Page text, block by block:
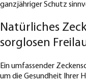
ganzjähriger Schutz
Natürliches
sorglosen
Ein umfassender
um die Gesundheit Ihrer